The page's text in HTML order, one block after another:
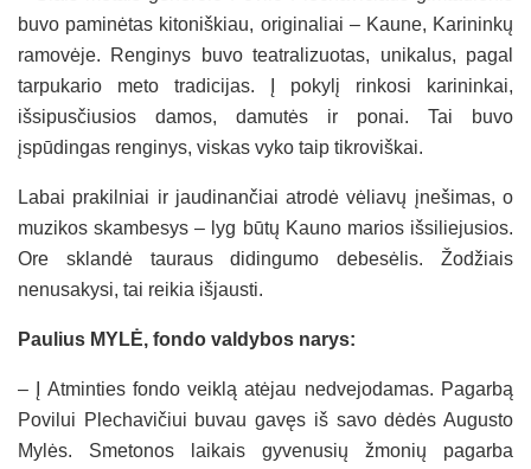
buvo paminėtas kitoniškiau, originaliai – Kaune, Karininkų
ramovėje. Renginys buvo teatralizuotas, unikalus, pagal
tarpukario meto tradicijas. Į pokylį rinkosi karininkai,
išsipusčiusios damos, damutės ir ponai. Tai buvo
įspūdingas renginys, viskas vyko taip tikroviškai.
Labai prakilniai ir jaudinančiai atrodė vėliavų įnešimas, o
muzikos skambesys – lyg būtų Kauno marios išsiliejusios.
Ore sklandė tauraus didingumo debesėlis. Žodžiais
nenusakysi, tai reikia išjausti.
Paulius MYLĖ, fondo valdybos narys:
– Į Atminties fondo veiklą atėjau nedvejodamas. Pagarbą
Povilui Plechavičiui buvau gavęs iš savo dėdės Augusto
Mylės. Smetonos laikais gyvenusių žmonių pagarba